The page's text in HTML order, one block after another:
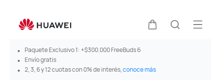
Abrir
Paquete Exclusivo 1: +$300.000 FreeBuds 6
Envío gratis
2, 3, 6 y 12 cuotas con 0% de interés,conoce más